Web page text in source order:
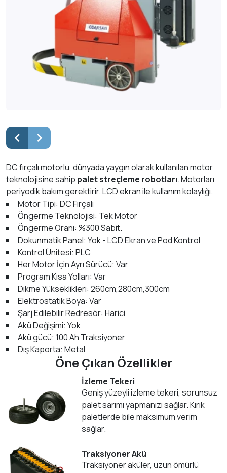
DC fırçalı motorlu, dünyada yaygın olarak kullanılan motor
teknolojisine sahip palet streçleme robotları. Motorları
periyodik bakım gerektirir. LCD ekran ile kullanım kolaylığı.
Motor Tipi: DC Fırçalı
Öngerme Teknolojisi: Tek Motor
Öngerme Oranı: %300 Sabit.
Dokunmatik Panel: Yok - LCD Ekran ve Pod Kontrol
Kontrol Ünitesi: PLC
Her Motor İçin Ayrı Sürücü: Var
Program Kısa Yolları: Var
Dikme Yükseklikleri: 260cm,280cm,300cm
Elektrostatik Boya: Var
Şarj Edilebilir Redresör: Harici
Akü Değişimi: Yok
Akü gücü: 100 Ah Traksiyoner
Dış Kaporta: Metal
Öne Çıkan Özellikler
İzleme Tekeri
Geniş yüzeyli izleme tekeri, sorunsuz
palet sarımı yapmanızı sağlar. Kırık
paletlerde bile maksimum verim
sağlar.
Traksiyoner Akü
Traksiyoner aküler, uzun ömürlü